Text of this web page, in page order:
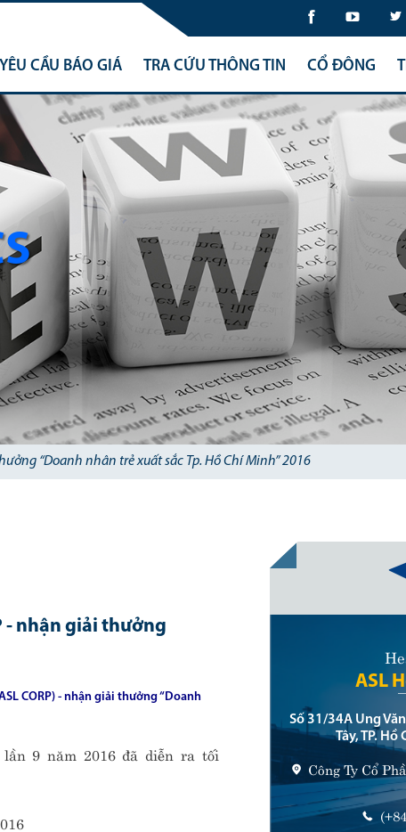
YÊU CẦU BÁO GIÁ TRA CỨU THÔNG TIN CỔ ĐÔNG
“Doanh nhân trẻ xuất sắc Tp. Hồ Chí Minh” 2016
- nhận giải thưởng
CORP) - nhận giải thưởng “Doanh
9 năm 2016 đã diễn ra tối
ASL
Số 31/34A Ung
Tây, TP.
Công Ty Cổ